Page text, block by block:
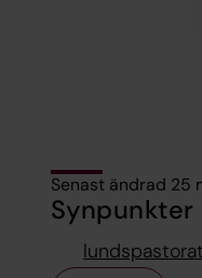
Senast ändrad 25